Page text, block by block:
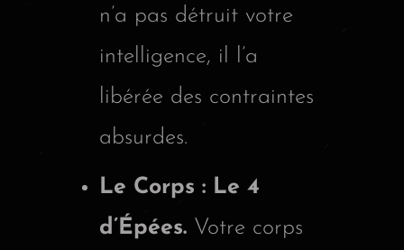
n’a pas détruit votre
intelligence, il l’a
libérée des contraintes
absurdes.
Le Corps : Le 4
d’Épées. Votre corps